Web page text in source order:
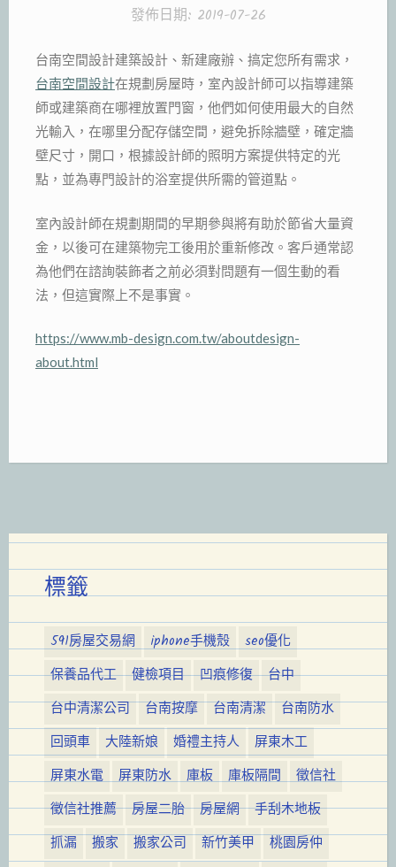
發佈日期: 2019-07-26
台南空間設計建築設計、新建廠辦、搞定您所有需求，
台南空間設計在規劃房屋時，室內設計師可以指導建築
師或建築商在哪裡放置門窗，他們如何使用最大的自然
光輸入，在哪里分配存儲空間，避免拆除牆壁，確定牆
壁尺寸，開口，根據設計師的照明方案提供特定的光
點，並為專門設計的浴室提供所需的管道點。
室內設計師在規劃期間的早期參與將有助於節省大量資
金，以後可在建築物完工後用於重新修改。客戶通常認
為他們在諮詢裝飾者之前必須對問題有一個生動的看
法，但這實際上不是事實。
https://www.mb-design.com.tw/aboutdesign-
about.html
標籤
591房屋交易網 iphone手機殼
seo優化
保養品代工
健檢項目 凹痕修復
台中
台中清潔公司
台南按摩 台南清潔
台南防水
回頭車
大陸新娘 婚禮主持人
屏東木工
屏東水電
屏東防水 庫板 庫板隔間
徵信社
徵信社推薦
房屋二胎 房屋網
手刮木地板
抓漏
搬家 搬家公司 新竹美甲
桃園房仲